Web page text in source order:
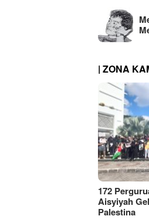
| ZONA
172
Aisyiyah
Palestina